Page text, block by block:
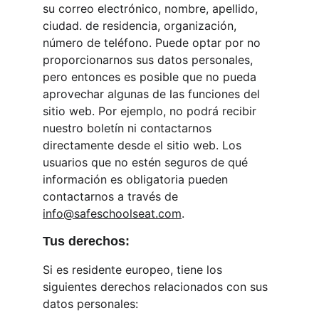
su correo electrónico, nombre, apellido,
ciudad. de residencia, organización,
número de teléfono. Puede optar por no
proporcionarnos sus datos personales,
pero entonces es posible que no pueda
aprovechar algunas de las funciones del
sitio web. Por ejemplo, no podrá recibir
nuestro boletín ni contactarnos
directamente desde el sitio web. Los
usuarios que no estén seguros de qué
información es obligatoria pueden
contactarnos a través de
info@safeschoolseat.com.
Tus derechos:
Si es residente europeo, tiene los
siguientes derechos relacionados con sus
datos personales: